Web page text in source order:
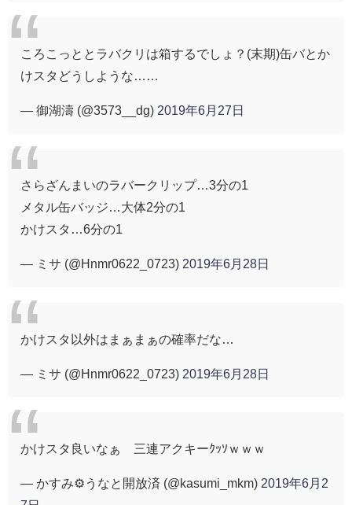
ころこっととラバクリは箱するでしょ？(末期)缶バとか
けスタどうしような……
— 御湖濤 (@3573__dg) 2019年6月27日
さらざんまいのラバークリップ…3分の1
メタル缶バッジ…大体2分の1
かけスタ…6分の1
— ミサ (@Hnmr0622_0723) 2019年6月28日
かけスタ以外はまぁまぁの確率だな…
— ミサ (@Hnmr0622_0723) 2019年6月28日
かけスタ良いなぁ 三連アクキーｸｯｿｗｗｗ
— かすみ⚙️うなと開放済 (@kasumi_mkm) 2019年6月2